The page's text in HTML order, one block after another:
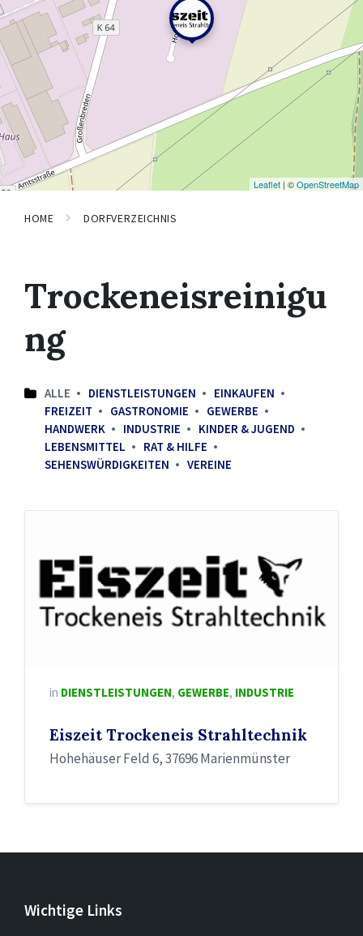
Leaflet | ©OpenStreetMap
HOME DORFVERZEICHNIS
Trockeneisreinigu
ng
ALLE DIENSTLEISTUNGEN
EINKAUFEN
FREIZEIT
GASTRONOMIE
GEWERBE
HANDWERK
INDUSTRIE
KINDER & JUGEND
LEBENSMITTEL
RAT & HILFE
SEHENSWÜRDIGKEITEN
VEREINE
in DIENSTLEISTUNGEN, GEWERBE, INDUSTRIE
Eiszeit Trockeneis Strahltechnik
Hohehäuser Feld 6, 37696 Marienmünster
Wichtige Links